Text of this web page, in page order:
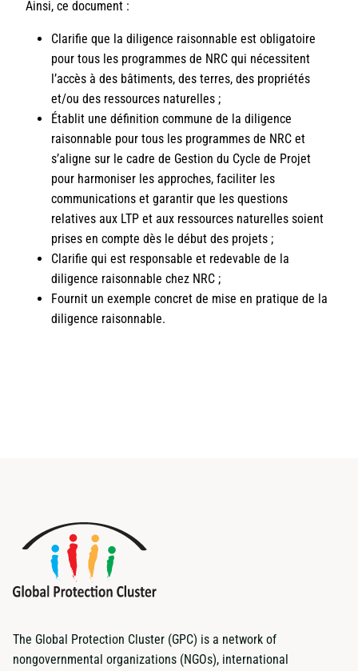
Ainsi, ce document :
Clarifie que la diligence raisonnable est obligatoire
pour tous les programmes de NRC qui nécessitent
l’accès à des bâtiments, des terres, des propriétés
et/ou des ressources naturelles ;
Établit une définition commune de la diligence
raisonnable pour tous les programmes de NRC et
s’aligne sur le cadre de Gestion du Cycle de Projet
pour harmoniser les approches, faciliter les
communications et garantir que les questions
relatives aux LTP et aux ressources naturelles soient
prises en compte dès le début des projets ;
Clarifie qui est responsable et redevable de la
diligence raisonnable chez NRC ;
Fournit un exemple concret de mise en pratique de la
diligence raisonnable.
The Global Protection Cluster (GPC) is a network of
nongovernmental organizations (NGOs), international